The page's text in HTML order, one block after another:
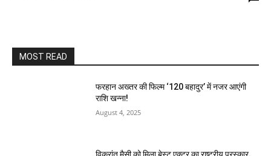
MOST READ
फरहान अख्तर की फिल्म ‘120 बहादुर’ में नजर आएंगी
राशि खन्ना!
August 4, 2025
विक्रांत मैसी को मिला बेस्ट एक्टर का राष्ट्रीय पुरस्कार,